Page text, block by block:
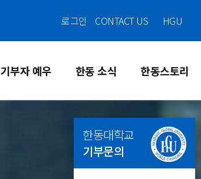
로그인 CONTACT US HGU
기부자 예우 한동 소식 한동스토리
한동대학교
기부문의